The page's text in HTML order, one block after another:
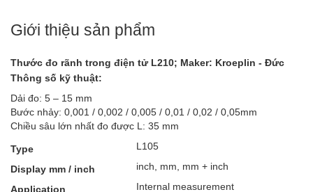
Giới thiệu sản phẩm
Thước đo rãnh trong điện tử L210; Maker: Kroeplin - Đức
Thông số kỹ thuật:
Dải đo: 5 – 15 mm
Bước nhảy: 0,001 / 0,002 / 0,005 / 0,01 / 0,02 / 0,05mm
Chiều sâu lớn nhất đo được L: 35 mm
Type L105
Display mm / inch inch, mm, mm + inch
Application Internal measurement